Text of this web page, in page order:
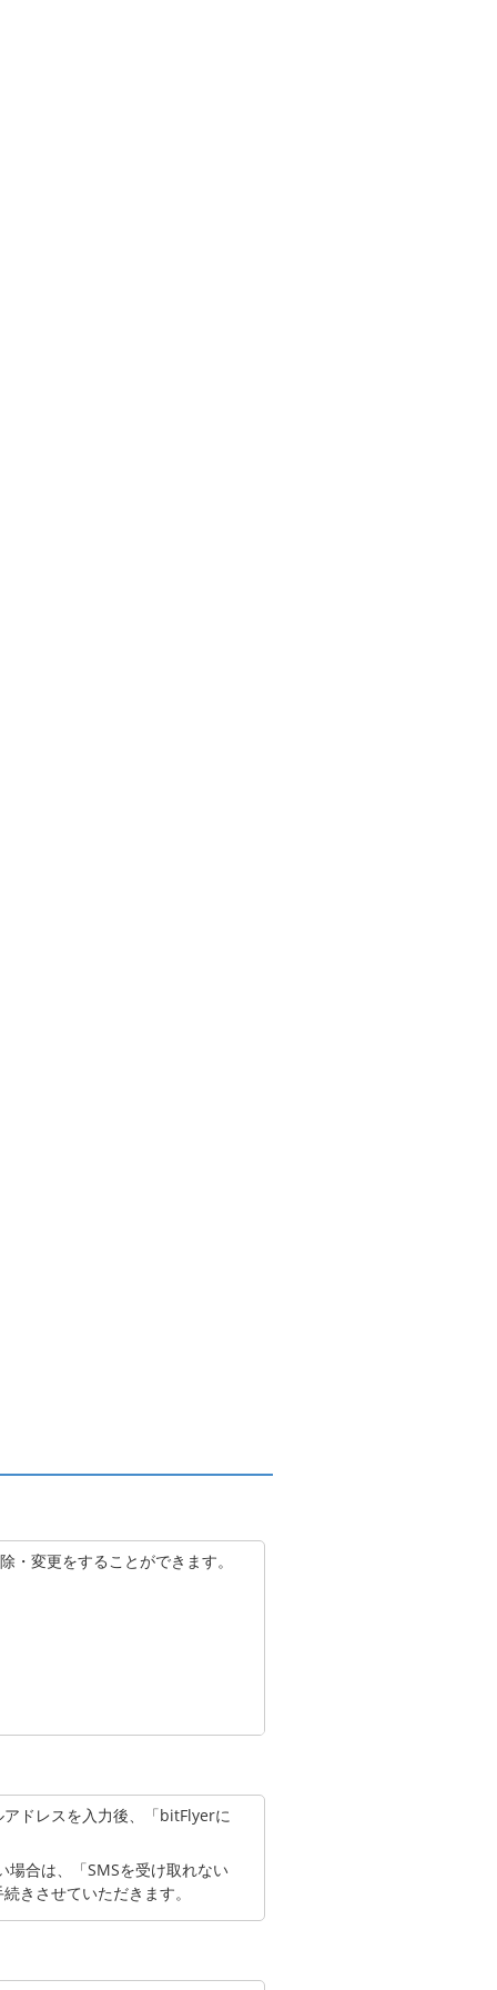
・変更をすることができます。
できない場合には、受信設定ま
ドレスを入力後、「bitFlyerに
場合は、「SMSを受け取れない
きさせていただきます。